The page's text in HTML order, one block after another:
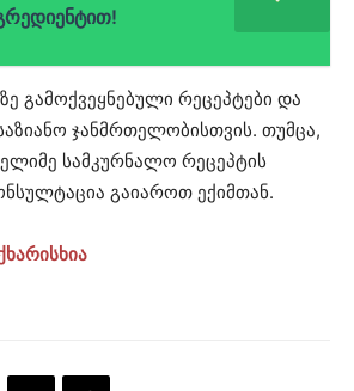
გამოქვეყნებული რეცეპტები და
ჯანმრთელობისთვის. თუმცა,
სამკურნალო რეცეპტის
გაიაროთ ექიმთან.